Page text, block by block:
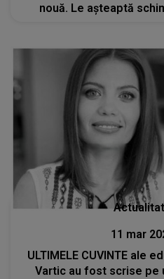
nouă. Le așteaptă
11 mar
ULTIMELE CUVINTE ale
Vartic au fost scrise pe